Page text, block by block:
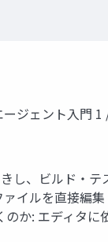
ジェント入門 1
し、ビルド・
イルを直接編
か: エディタ